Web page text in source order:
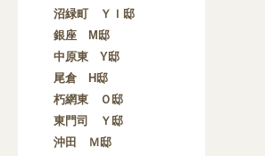
沼緑町 ＹＩ邸
銀座 M邸
中原東 Y邸
尾倉 H邸
朽網東 Ｏ邸
東門司 Ｙ邸
沖田 Ｍ邸